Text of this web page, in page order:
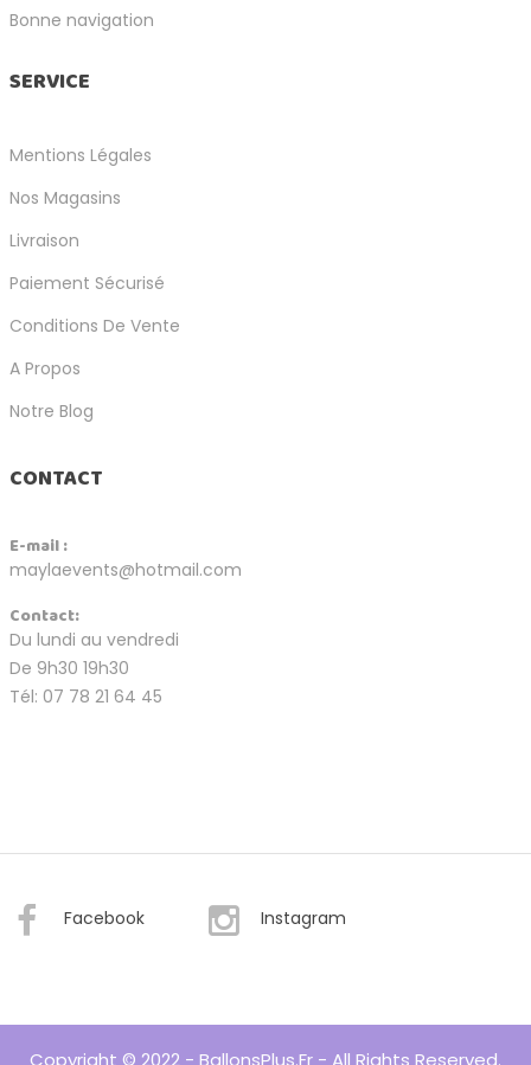
Bonne navigation
SERVICE
Mentions Légales
Nos Magasins
Livraison
Paiement Sécurisé
Conditions De Vente
A Propos
Notre Blog
CONTACT
E-mail :
maylaevents@hotmail.com
Contact:
Du lundi au vendredi
De 9h30 19h30
Tél: 07 78 21 64 45
Facebook Instagram
Copyright © 2022 - BallonsPlus.fr - All Rights Reserved.